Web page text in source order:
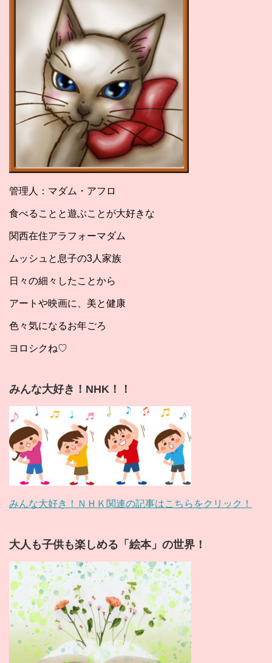
管理人：マダム・アフロ
食べることと遊ぶことが大好きな
関西在住アラフォーマダム
ムッシュと息子の3人家族
日々の細々したことから
アートや映画に、美と健康
色々気になるお年ごろ
ヨロシクね♡
みんな大好き！NHK！！
みんな大好き！ＮＨＫ関連の記事はこちらをクリック！
大人も子供も楽しめる「絵本」の世界！